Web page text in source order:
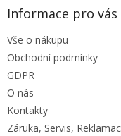
Informace pro vás
Vše o nákupu
Obchodní podmínky
GDPR
O nás
Kontakty
Záruka, Servis,